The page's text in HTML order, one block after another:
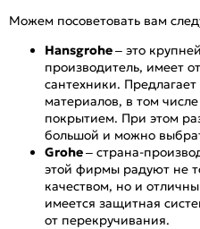
Можем посоветовать вам
Hansgrohe– это
производитель, имеет
сантехники.
материалов, в том
покрытием. При этом
большой и можно
Grohe– страна-
этой фирмы радуют не
качеством, но и
имеется защитная
от перекручивания.